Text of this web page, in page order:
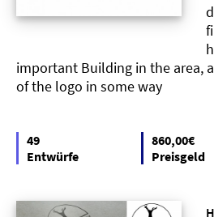
important Building in the area,
of the logo in some way
49
Entwürfe
860,00€
Preisgeld